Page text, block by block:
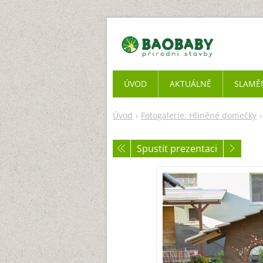
Úvod Fotogalerie: Hliněné domečky
Spustit prezentaci
ÚVOD AKTUÁLNĚ